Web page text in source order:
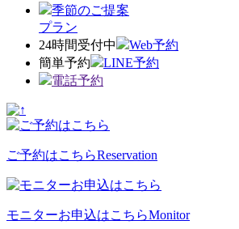
季節のご提案
プラン
24時間受付中
Web予約
簡単予約
LINE予約
電話予約
ご予約はこちらReservation
モニターお申込はこちらMonitor